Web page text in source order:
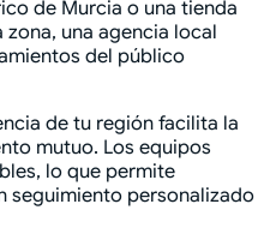
de Murcia o una tienda
una agencia local
del público
de tu región facilita la
mutuo. Los equipos
lo que permite
seguimiento personalizado